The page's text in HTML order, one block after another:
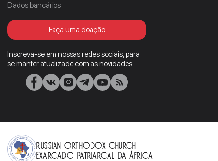
Dados bancários
Faça uma doação
Inscreva-se em nossas redes sociais, para
se manter atualizado com as novidades:
Russian Orthodox Church
Exarcado Patriarcal Da África